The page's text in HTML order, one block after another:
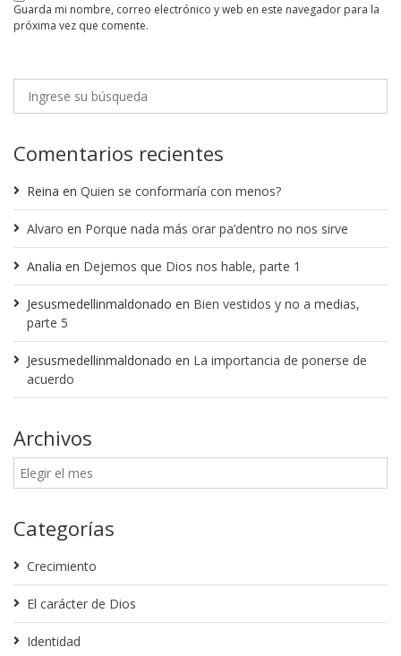
guarda mi nombre, correo electrónico y web en este navegador para la
próxima vez que comente.
Comentarios recientes
Reina en Quien se conformaría con menos?
Alvaro en Porque nada más orar pa’dentro no nos sirve
Analia en Dejemos que Dios nos hable, parte 1
Jesusmedellinmaldonado en Bien vestidos y no a medias,
parte 5
Jesusmedellinmaldonado en La importancia de ponerse de
acuerdo
Archivos
Categorías
Crecimiento
El carácter de Dios
Identidad